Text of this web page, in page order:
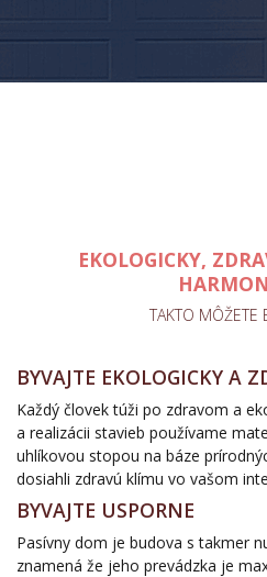
EKOLOGICKY,
TAKTO MÔŽETE
BYVAJTE EKOLOGICKY A
Každý človek túži po zdravom a
a realizácii stavieb používame
uhlíkovou stopou na báze
dosiahli zdravú klímu vo vašom
BYVAJTE USPORNE
Pasívny dom je budova s takmer
znamená že jeho prevádzka je